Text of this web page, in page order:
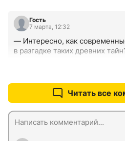
Гость
7 марта, 12:32
— Интересно, как
в разгадке таких древних
Читать все